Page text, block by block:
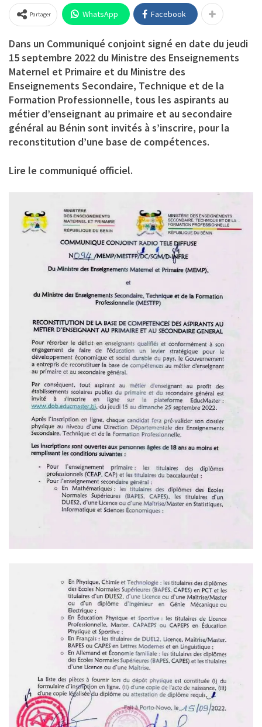
Partager WhatsApp Facebook
Dans un Communiqué conjoint signé en date du jeudi
15 septembre 2022 du Ministre des Enseignements
Maternel et Primaire et du Ministre des
Enseignements Secondaire, Technique et de la
Formation Professionnelle, tous les aspirants au
métier d’enseignant au primaire et au secondaire
général au Bénin sont invités à s’inscrire, pour la
reconstitution d’une base de compétences.
Lire le communiqué officiel.